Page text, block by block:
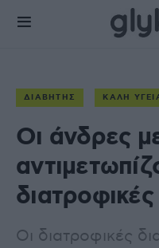
ΔΙΑΒΉΤΗΣ ΚΑΛΉ
Οι άνδρες
Οι διατροφικές